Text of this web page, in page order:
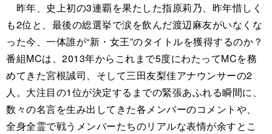
昨年、史上初の3連覇を果たした指原莉乃、昨年惜しく
も2位と、最後の総選挙で涙を飲んだ渡辺麻友がいなくな
った今、一体誰が“新・女王”のタイトルを獲得するのか？
番組MCは、2013年からこれまで5度にわたってMCを務
めてきた宮根誠司、そして三田友梨佳アナウンサーの2
人。大注目の1位が決定するまでの緊張あふれる瞬間に、
数々の名言を生み出してきた各メンバーのコメントや、
全身全霊で戦うメンバーたちのリアルな表情が余すとこ